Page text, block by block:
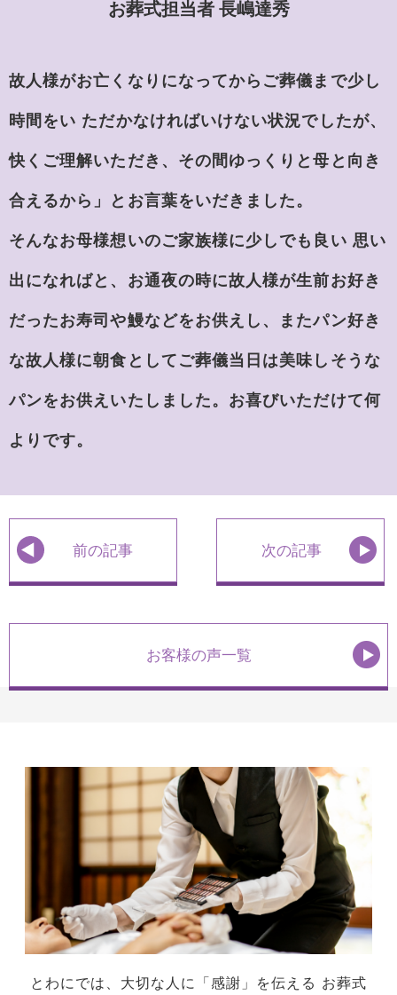
お葬式担当者 長嶋達秀
故人様がお亡くなりになってからご葬儀まで少し
時間をい ただかなければいけない状況でしたが、
快くご理解いただき、その間ゆっくりと母と向き
合えるから」とお言葉をいだきました。
そんなお母様想いのご家族様に少しでも良い 思い
出になればと、お通夜の時に故人様が生前お好き
だったお寿司や鰻などをお供えし、またパン好き
な故人様に朝食としてご葬儀当日は美味しそうな
パンをお供えいたしました。お喜びいただけて何
よりです。
前の記事 次の記事
お客様の声一覧
とわにでは、大切な人に「感謝」を伝える お葬式